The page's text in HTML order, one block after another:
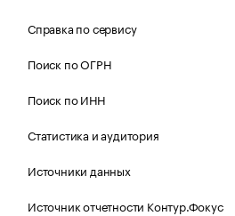
Справка по сервису
Поиск по ОГРН
Поиск по ИНН
Статистика и аудитория
Источники данных
Источник отчетности Контур.Фокус